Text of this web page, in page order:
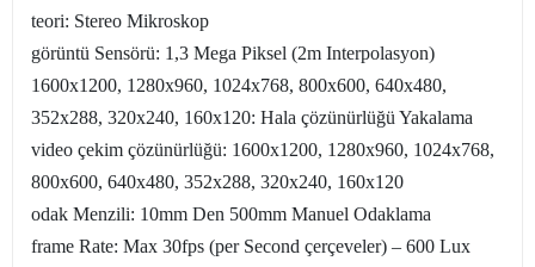
teori: Stereo Mikroskop
görüntü Sensörü: 1,3 Mega Piksel (2m Interpolasyon)
1600x1200, 1280x960, 1024x768, 800x600, 640x480,
352x288, 320x240, 160x120: Hala çözünürlüğü Yakalama
video çekim çözünürlüğü: 1600x1200, 1280x960, 1024x768,
800x600, 640x480, 352x288, 320x240, 160x120
odak Menzili: 10mm Den 500mm Manuel Odaklama
frame Rate: Max 30fps (per Second çerçeveler) – 600 Lux